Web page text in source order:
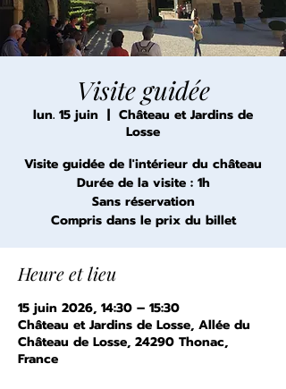
Visite guidée
lun. 15 juin
  |
Château et Jardins de
Losse
Visite guidée de l'intérieur du château
Durée de la visite : 1h
Sans réservation
Compris dans le prix du billet
Heure et lieu
15 juin 2026, 14:30 – 15:30
Château et Jardins de Losse, Allée du
Château de Losse, 24290 Thonac,
France